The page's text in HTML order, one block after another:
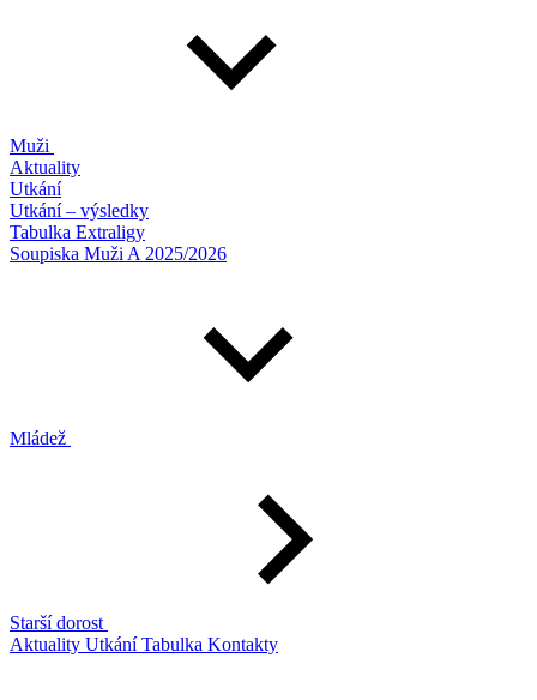
Muži
Aktuality
Utkání
Utkání – výsledky
Tabulka Extraligy
Soupiska Muži A 2025/2026
Mládež
Starší dorost
Aktuality UtkáníTabulka Kontakty